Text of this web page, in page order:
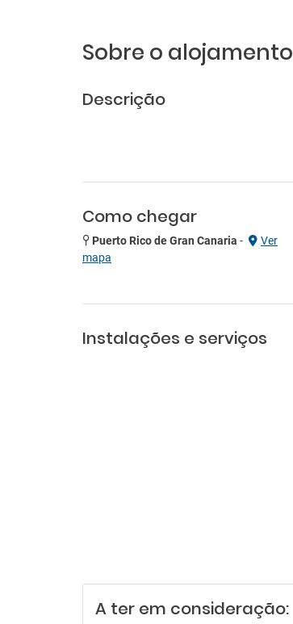
Sobre o alojamento
Descrição
Como chegar
Puerto Rico de Gran Canaria -
Ver
mapa
Instalações e serviços
A ter em consideração: